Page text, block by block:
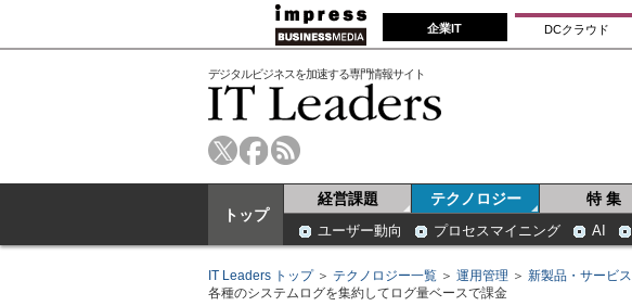
企業IT DCクラウド
デジタルビジネスを加速する専門情報サイト
トップ
経営課題 テクノロジー 特 集
ユーザー動向 プロセスマイニング AI
IT Leaders トップ＞ テクノロジー一覧 ＞ 運用管理 ＞ 新製品・サービス
各種のシステムログを集約してログ量ベースで課金